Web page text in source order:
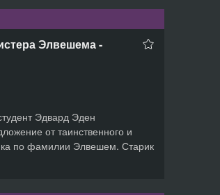
Элвешема -
Эдвард Эден
от таинственного и
по фамилии Элвешем. Старик